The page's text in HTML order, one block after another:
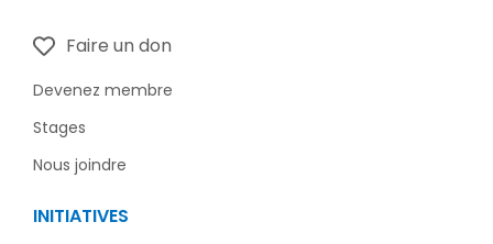
Faire un don
Devenez membre
Stages
Nous joindre
INITIATIVES